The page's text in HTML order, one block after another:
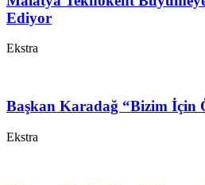
Ediyor
Ekstra
Başkan Karadağ “Bizim İçin
Ekstra